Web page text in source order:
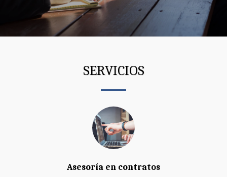
SERVICIOS
Asesoría en contratos